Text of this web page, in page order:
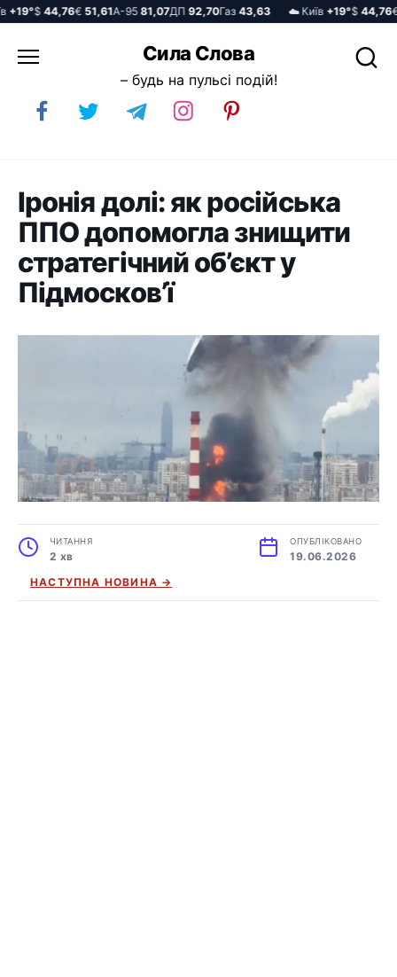
$44,76€51,61А-9581,07ДП92,70Газ43,63 ☁️ Київ+19°$44,76€
до
Сила Слова
– будь на пульсі подій!
Іронія долі: як російська
ППО допомогла знищити
стратегічний об’єкт у
Підмосков’ї
ЧИТАННЯ
2 хв
ОПУБЛІКОВАНО
19.06.2026
НАСТУПНА НОВИНА →